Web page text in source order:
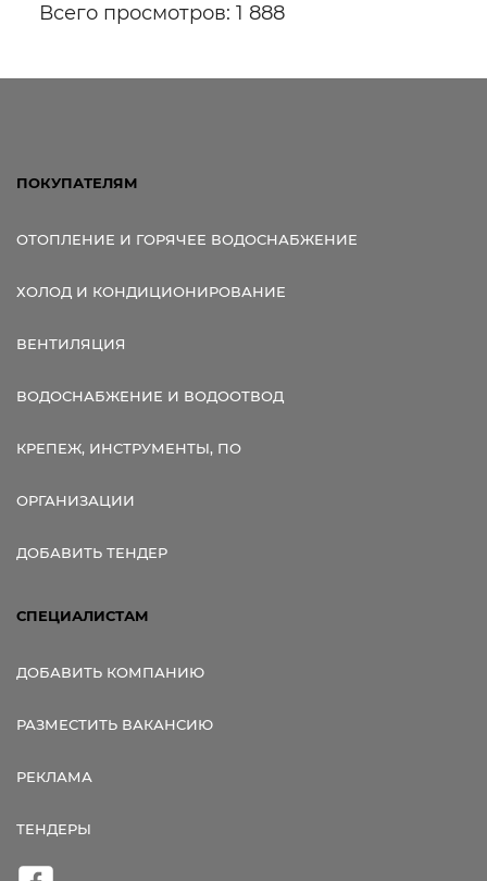
Всего просмотров: 1 888
ПОКУПАТЕЛЯМ
ОТОПЛЕНИЕ И ГОРЯЧЕЕ ВОДОСНАБЖЕНИЕ
ХОЛОД И КОНДИЦИОНИРОВАНИЕ
ВЕНТИЛЯЦИЯ
ВОДОСНАБЖЕНИЕ И ВОДООТВОД
КРЕПЕЖ, ИНСТРУМЕНТЫ, ПО
ОРГАНИЗАЦИИ
ДОБАВИТЬ ТЕНДЕР
СПЕЦИАЛИСТАМ
ДОБАВИТЬ КОМПАНИЮ
РАЗМЕСТИТЬ ВАКАНСИЮ
РЕКЛАМА
ТЕНДЕРЫ